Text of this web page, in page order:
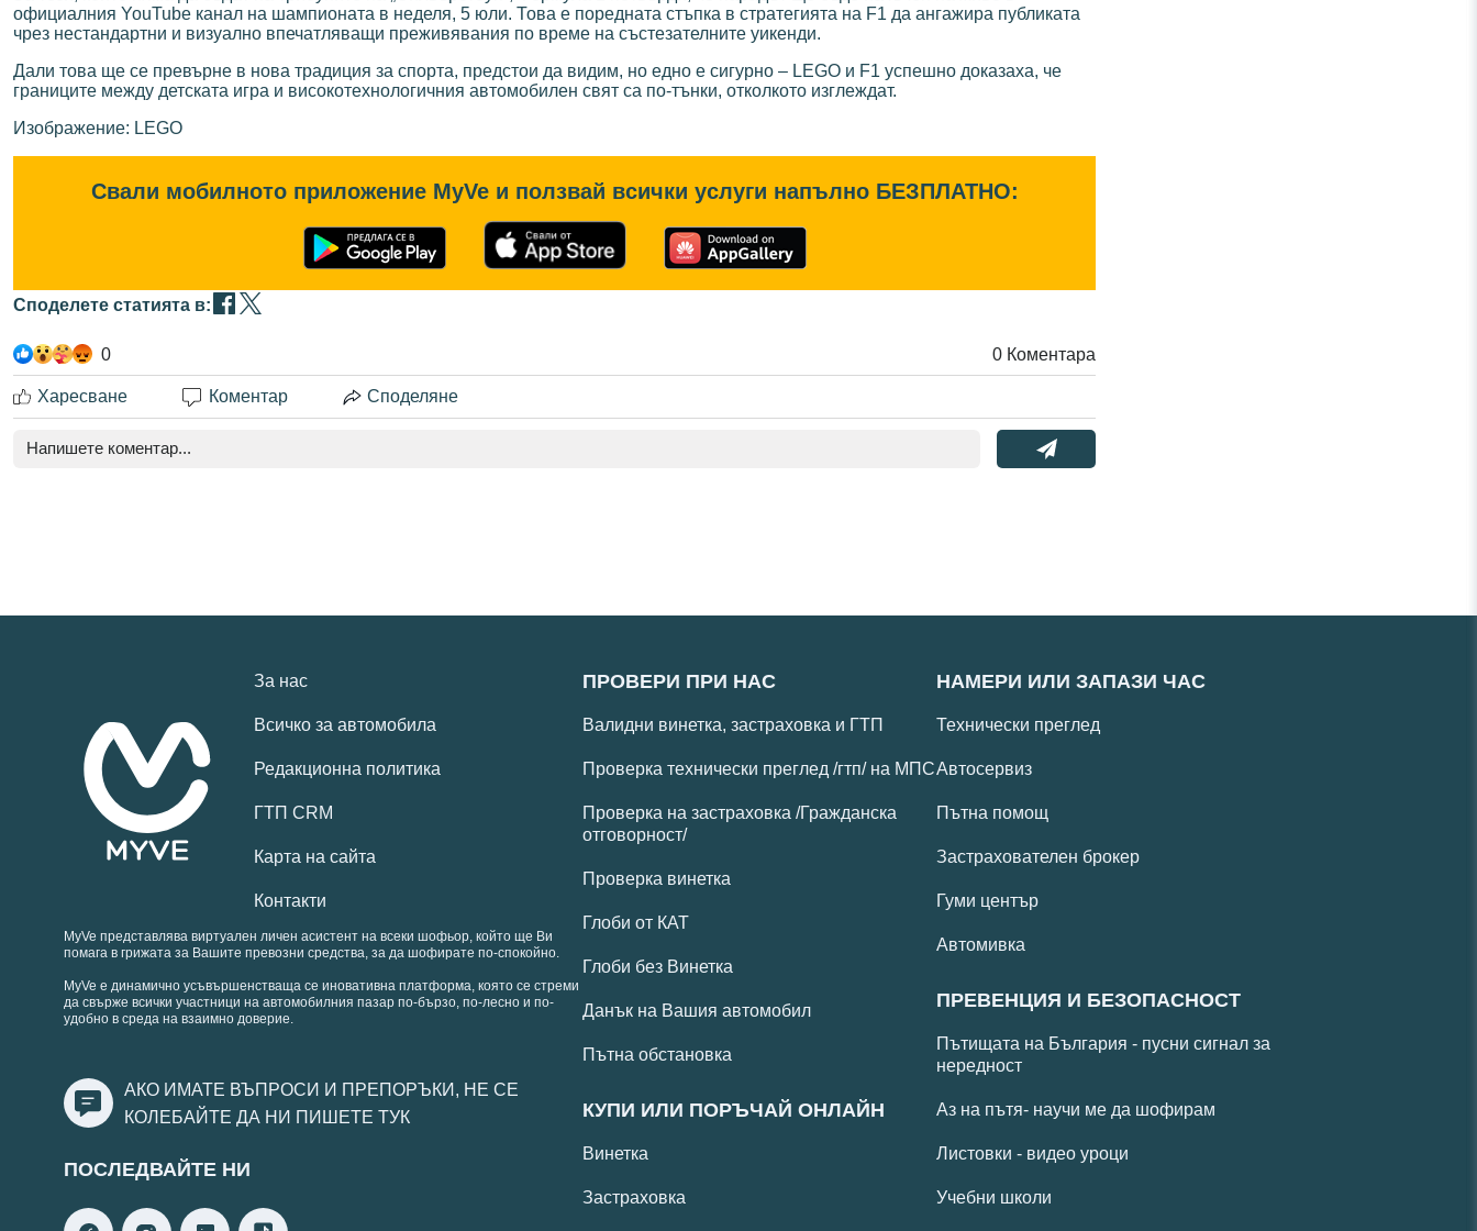
официалния YouTube канал на шампионата в неделя, 5 юли. Това е поредната стъпка в стратегията на F1 да ангажира публиката
чрез нестандартни и визуално впечатляващи преживявания по време на състезателните уикенди.
Дали това ще се превърне в нова традиция за спорта, предстои да видим, но едно е сигурно – LEGO и F1 успешно доказаха, че
границите между детската игра и високотехнологичния автомобилен свят са по-тънки, отколкото изглеждат.
Изображение: LEGO
Свали мобилното приложение MyVe и ползвай всички услуги напълно БЕЗПЛАТНО:
Споделете статията в:
0 0 Коментара
Харесване Коментар Споделяне
За нас
Всичко за автомобила
Редакционна политика
ГТП CRM
Карта на сайта
Контакти
MyVe представлява виртуален личен асистент на всеки шофьор, който ще Ви
помага в грижата за Вашите превозни средства, за да шофирате по-спокойно.
MyVe е динамично усъвършенстваща се иновативна платформа, която се стреми
да свърже всички участници на автомобилния пазар по-бързо, по-лесно и по-
удобно в среда на взаимно доверие.
АКО ИМАТЕ ВЪПРОСИ И ПРЕПОРЪКИ, НЕ СЕ
КОЛЕБАЙТЕ ДА НИ ПИШЕТЕ ТУК
ПОСЛЕДВАЙТЕ НИ
ПРОВЕРИ ПРИ НАС
Валидни винетка, застраховка и ГТП
Проверка технически преглед /гтп/ на МПС
Проверка на застраховка /Гражданска
отговорност/
Проверка винетка
Глоби от КАТ
Глоби без Винетка
Данък на Вашия автомобил
Пътна обстановка
КУПИ ИЛИ ПОРЪЧАЙ ОНЛАЙН
Винетка
Застраховка
НАМЕРИ ИЛИ ЗАПАЗИ ЧАС
Технически преглед
Автосервиз
Пътна помощ
Застрахователен брокер
Гуми център
Автомивка
ПРЕВЕНЦИЯ И БЕЗОПАСНОСТ
Пътищата на България - пусни сигнал за
нередност
Аз на пътя- научи ме да шофирам
Листовки - видео уроци
Учебни школи